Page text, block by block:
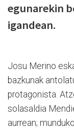
egunarekin
igandean.
Josu Merino
bazkunak
protagonista.
solasaldia
aurrean;